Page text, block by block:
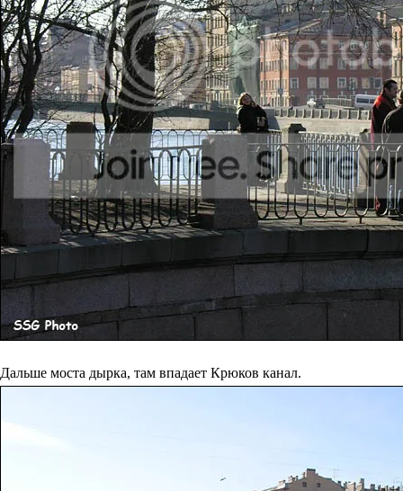
Дальше моста дырка, там впадает Крюков канал.